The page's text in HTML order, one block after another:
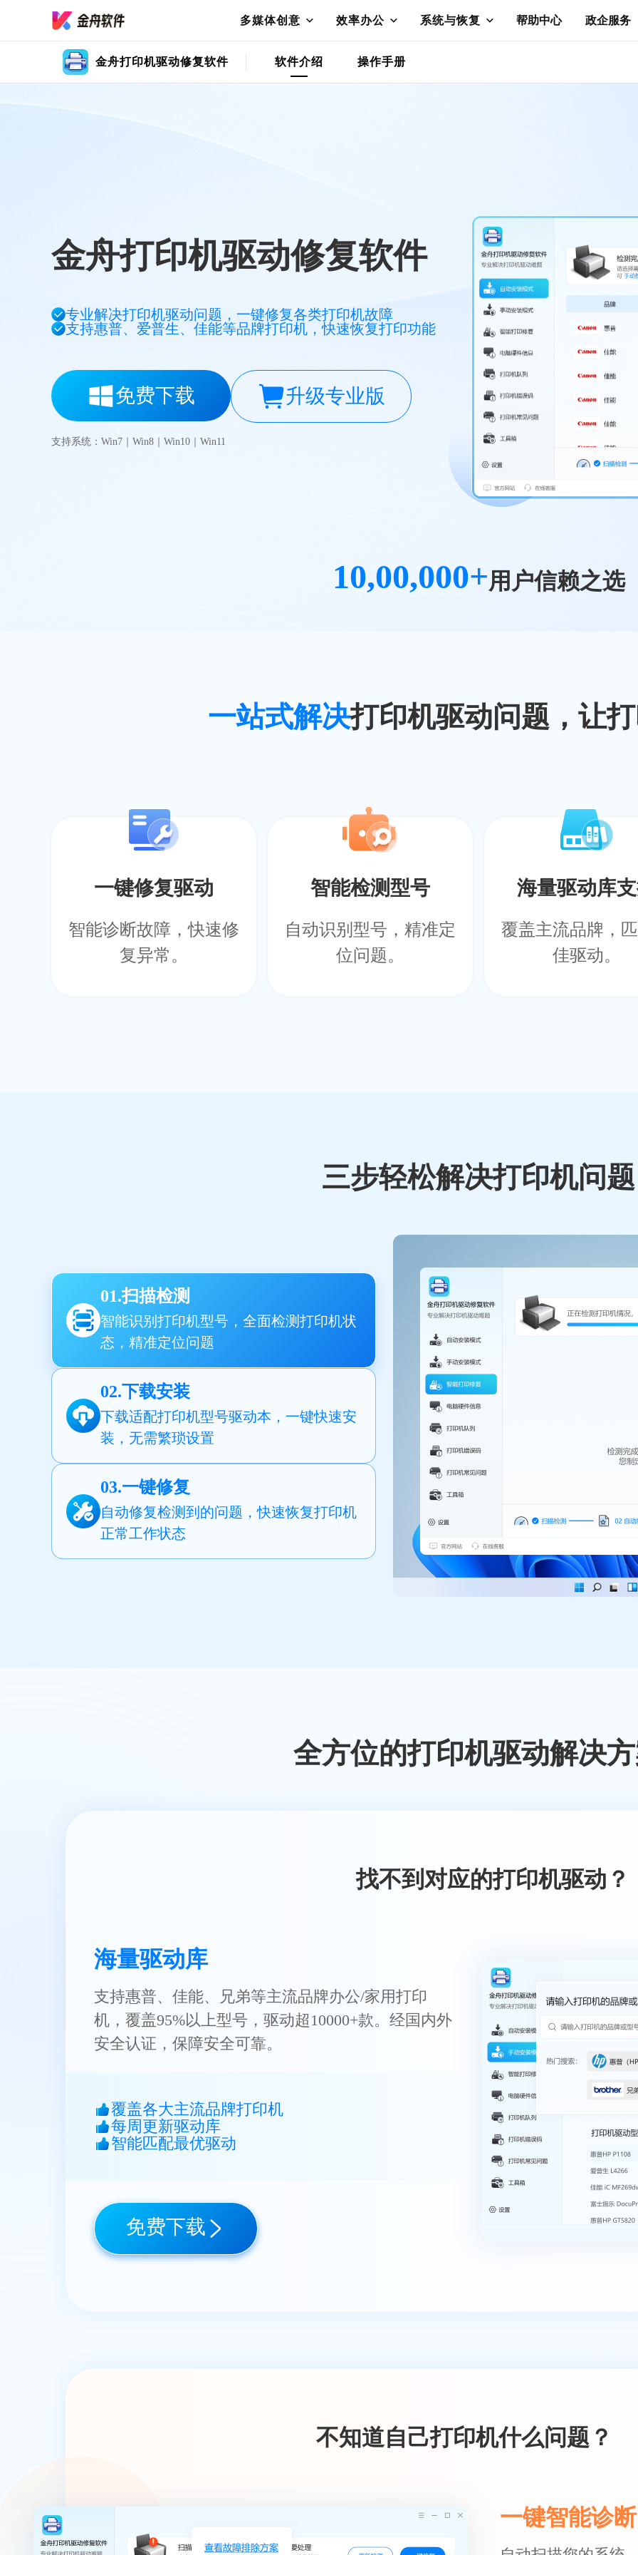
多媒体创意 效率办公 系统与恢复 帮助中心 政企服务
金舟打印机驱动修复软件 软件介绍 操作手册
金舟打印机驱动修复软件
专业解决打印机驱动问题，一键修复各类打印机故障
支持惠普、爱普生、佳能等品牌打印机，快速恢复打印功能
免费下载 升级专业版
支持系统：Win7｜Win8｜Win10｜Win11
10,00,000+用户信赖之选
一站式解决打印机驱动问题，让
一键修复驱动
智能诊断故障，快速修
复异常。
智能检测型号
自动识别型号，精准定
位问题。
海量驱动库
覆盖主流品牌，
佳驱动。
三步轻松解决打印机问题
01.扫描检测
智能识别打印机型号，全面检测打印机状
态，精准定位问题
02.下载安装
下载适配打印机型号驱动本，一键快速安
装，无需繁琐设置
03.一键修复
自动修复检测到的问题，快速恢复打印机
正常工作状态
全方位的打印机驱动解决
找不到对应的打印机驱动？
海量驱动库
支持惠普、佳能、兄弟等主流品牌办公/家用打印
机，覆盖95%以上型号，驱动超10000+款。经国内外
安全认证，保障安全可靠。
覆盖各大主流品牌打印机
每周更新驱动库
智能匹配最优驱动
免费下载
不知道自己打印机什么问题？
一键智能诊断